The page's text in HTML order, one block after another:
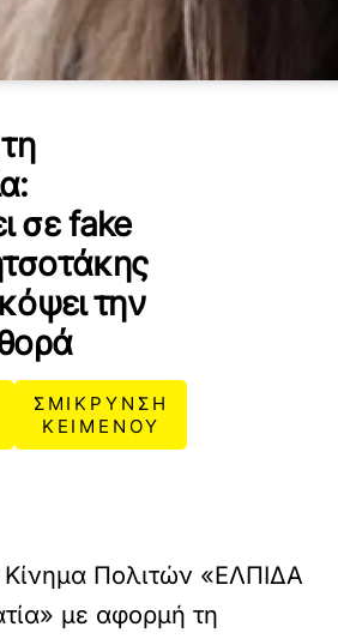
σε fake
την
ΣΜΙΚΡΥΝΣΗ
ΚΕΙΜΕΝΟΥ
Κίνημα Πολιτών «ΕΛΠΙΔΑ
με αφορμή τη